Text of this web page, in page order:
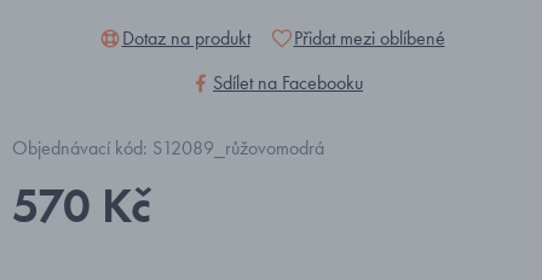
Dotaz na produkt
Přidat mezi oblíbené
Sdílet na Facebooku
Objednávací kód: S12089_růžovomodrá
570 Kč